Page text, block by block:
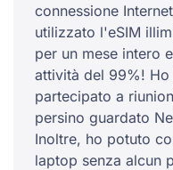
connessione
utilizzato l'eSIM
per un mese intero
attività del 99%!
partecipato a
persino guardato
Inoltre, ho potuto
laptop senza alcun